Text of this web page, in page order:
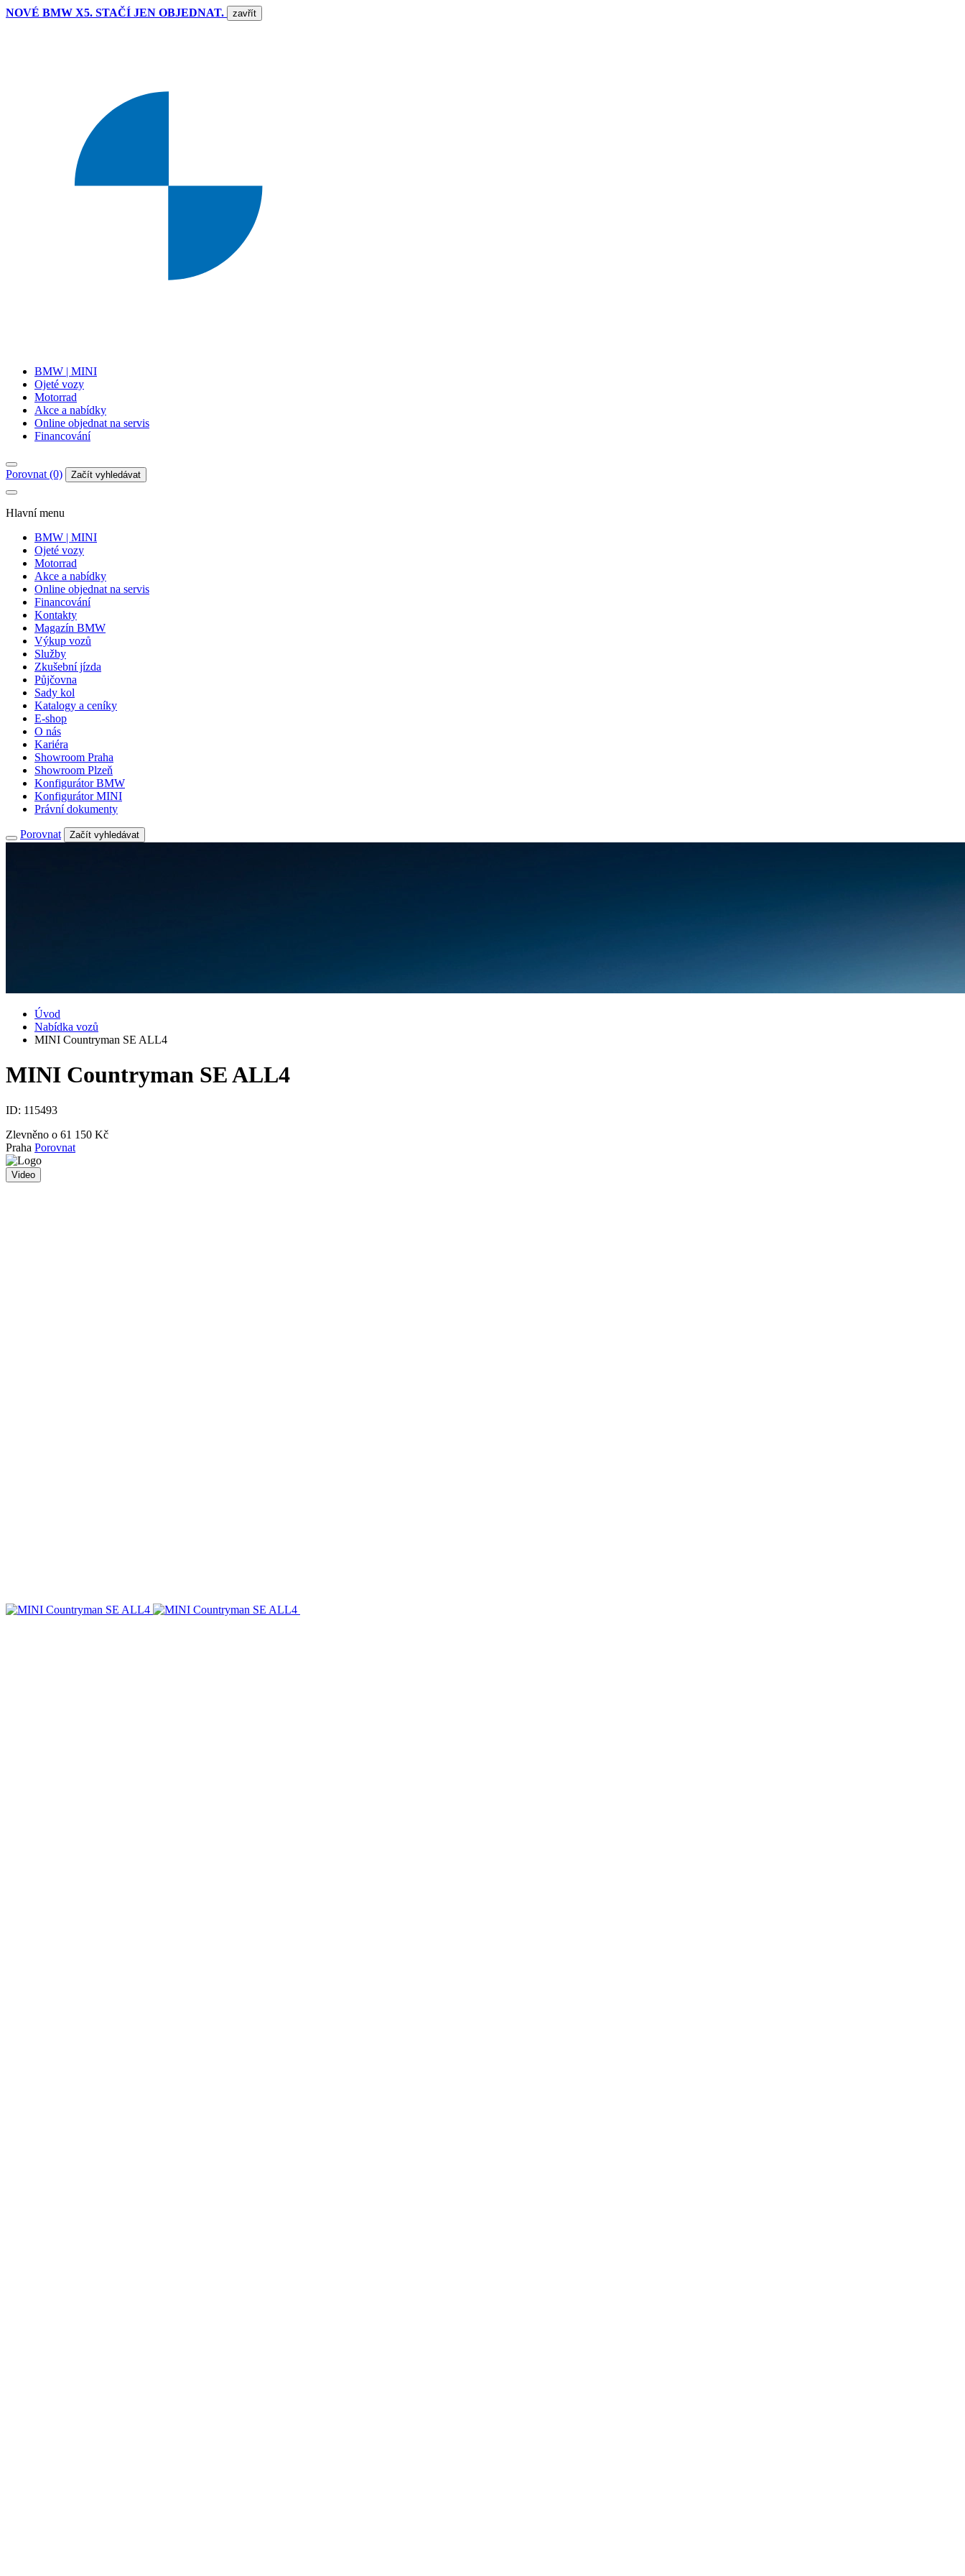
NOVÉ BMW X5. STAČÍ JEN OBJEDNAT. zavřít
BMW | MINI
Ojeté vozy
Motorrad
Akce a nabídky
Online objednat na servis
Financování
Porovnat (0) Začít vyhledávat
Hlavní menu
BMW | MINI
Ojeté vozy
Motorrad
Akce a nabídky
Online objednat na servis
Financování
Kontakty
Magazín BMW
Výkup vozů
Služby
Zkušební jízda
Půjčovna
Sady kol
Katalogy a ceníky
E-shop
O nás
Kariéra
Showroom Praha
Showroom Plzeň
Konfigurátor BMW
Konfigurátor MINI
Právní dokumenty
Porovnat Začít vyhledávat
Úvod
Nabídka vozů
MINI Countryman SE ALL4
MINI Countryman SE ALL4
ID: 115493
Zlevněno o 61 150 Kč
Praha Porovnat
Video